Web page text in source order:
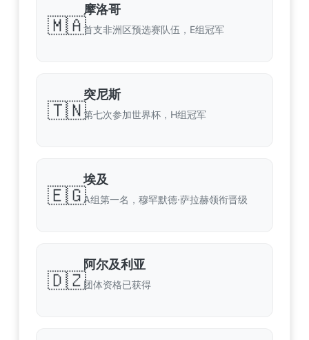
🇲🇦
摩洛哥
首支非洲区预选赛队伍，E组冠军
🇹🇳
突尼斯
第七次参加世界杯，H组冠军
🇪🇬
埃及
A组第一名，穆罕默德·萨拉赫领衔晋级
🇩🇿
阿尔及利亚
团体资格已获得